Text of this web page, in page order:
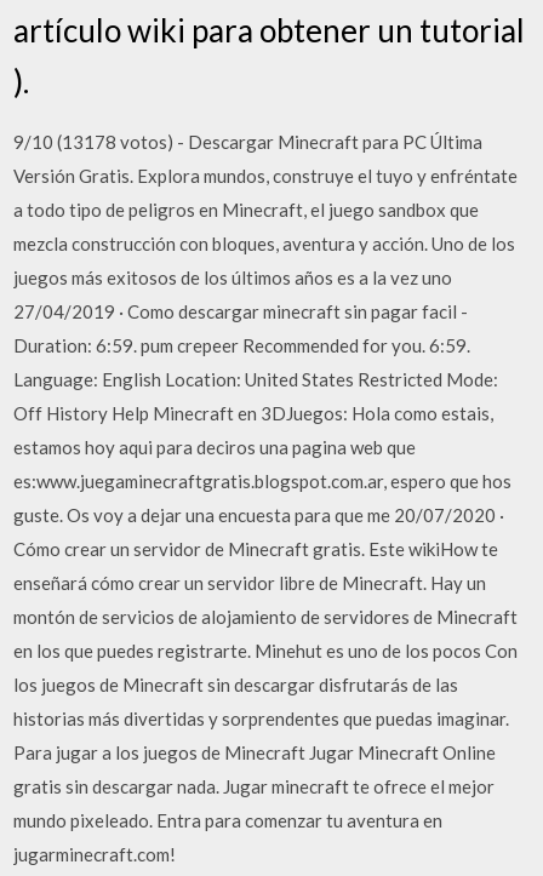
artículo wiki para obtener un tutorial
).
9/10 (13178 votos) - Descargar Minecraft para PC Última
Versión Gratis. Explora mundos, construye el tuyo y enfréntate
a todo tipo de peligros en Minecraft, el juego sandbox que
mezcla construcción con bloques, aventura y acción. Uno de los
juegos más exitosos de los últimos años es a la vez uno
27/04/2019 · Como descargar minecraft sin pagar facil -
Duration: 6:59. pum crepeer Recommended for you. 6:59.
Language: English Location: United States Restricted Mode:
Off History Help Minecraft en 3DJuegos: Hola como estais,
estamos hoy aqui para deciros una pagina web que
es:www.juegaminecraftgratis.blogspot.com.ar, espero que hos
guste. Os voy a dejar una encuesta para que me 20/07/2020 ·
Cómo crear un servidor de Minecraft gratis. Este wikiHow te
enseñará cómo crear un servidor libre de Minecraft. Hay un
montón de servicios de alojamiento de servidores de Minecraft
en los que puedes registrarte. Minehut es uno de los pocos Con
los juegos de Minecraft sin descargar disfrutarás de las
historias más divertidas y sorprendentes que puedas imaginar.
Para jugar a los juegos de Minecraft Jugar Minecraft Online
gratis sin descargar nada. Jugar minecraft te ofrece el mejor
mundo pixeleado. Entra para comenzar tu aventura en
jugarminecraft.com!